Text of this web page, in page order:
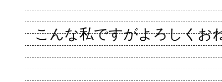
こんな私ですがよろしくお